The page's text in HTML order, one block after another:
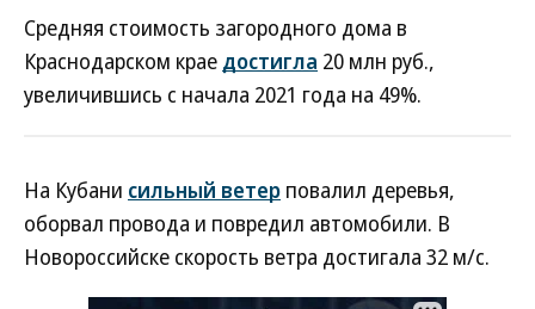
Средняя стоимость загородного дома в
Краснодарском крае достигла 20 млн руб.,
увеличившись с начала 2021 года на 49%.
На Кубани сильный ветер повалил деревья,
оборвал провода и повредил автомобили. В
Новороссийске скорость ветра достигала 32 м/с.